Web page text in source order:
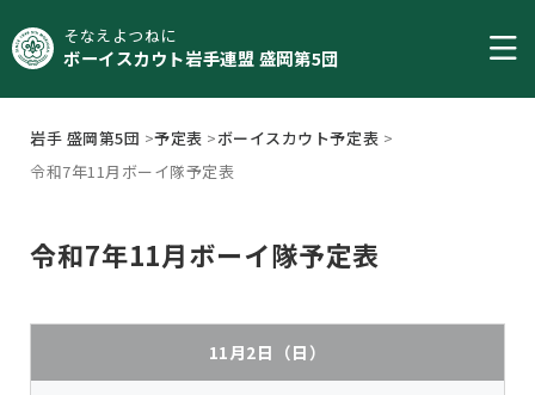
そなえよつねに
ボーイスカウト岩手連盟 盛岡第5団
岩手 盛岡第5団 >予定表 >ボーイスカウト予定表 >
令和7年11月ボーイ隊予定表
令和7年11月ボーイ隊予定表
11月2日（日）